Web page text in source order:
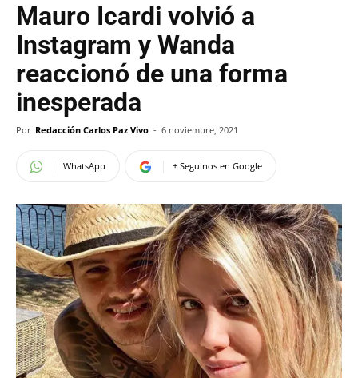
Mauro Icardi volvió a
Instagram y Wanda
reaccionó de una forma
inesperada
Por Redacción Carlos Paz Vivo - 6 noviembre, 2021
WhatsApp + Seguinos en Google